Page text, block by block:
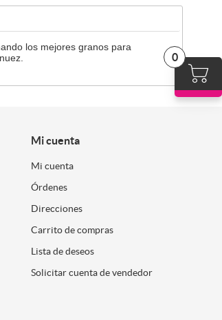
0
los mejores granos para
Mi cuenta
Mi cuenta
Órdenes
Direcciones
Carrito de compras
Lista de deseos
Solicitar cuenta de vendedor